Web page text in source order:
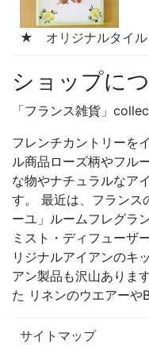
★ オリジナルタイル
ショップに
「フランス雑貨」
フレンチカントリーを
ル商品ローズ柄やフル
な物やナチュラルなア
す。 最近は、フランス
ーユ」ルームフレグラ
ミスト・ディフュー
リジナルアイアンのキ
アン製品も沢山ありま
た リネンのウエアーや
サイトマップ